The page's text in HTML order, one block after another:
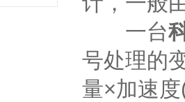
一台
号处理的
量×加速